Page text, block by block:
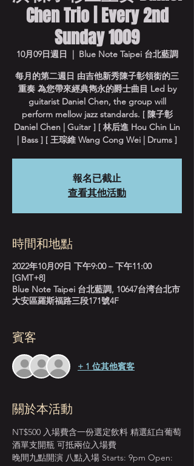
Chen Trio | Every 2nd
Sunday 1009
10月09日週日
  |
Blue Note Taipei 台北藍調
每月的第二週日 由吉他新秀陳子彰領銜的三
重奏 為您帶來經典雋永的爵士曲目 Led by
guitarist Daniel Chen, the group will
perform mellow jazz standards. [ 陳子彰
Daniel Chen | Guitar ] [ 林后進 Hou Chin Lin
| Bass ] [ 王琮維 Wang Cong Wei | Drums ]
報名已截止
查看其他活動
時間和地點
2022年10月09日 下午9:00 – 下午11:00
[GMT+8]
Blue Note Taipei 台北藍調, 10647台湾台北市
大安區羅斯福路三段171號4F
賓客
+ 1 位其他賓客
關於本活動
NT$500 入場費含一份選定飲料 精選紅白葡萄
酒單支開瓶 可抵兩位入場費
晚間九點開演 八點入場 Starts: 9pm Open: